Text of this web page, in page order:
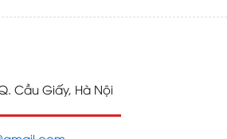
Cầu Giấy, Hà Nội